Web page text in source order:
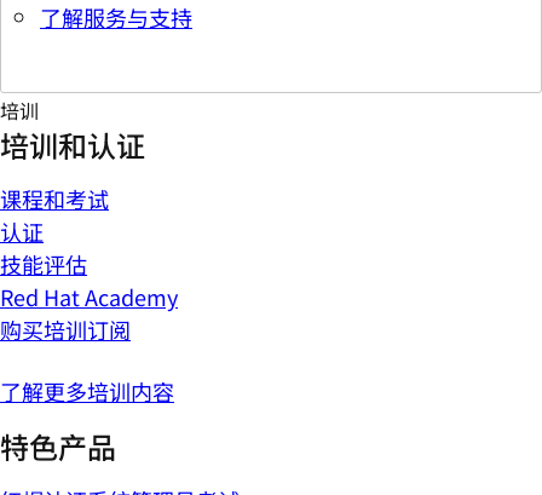
了解服务与支持
培训
培训和认证
课程和考试
认证
技能评估
Red Hat Academy
购买培训订阅
了解更多培训内容
特色产品